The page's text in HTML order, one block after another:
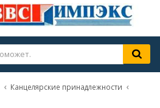
Канцелярские принадлежности